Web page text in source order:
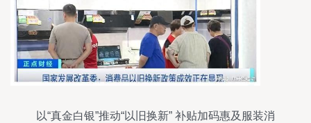
以“真金白银”推动“以旧换新” 补贴加码惠及服装消